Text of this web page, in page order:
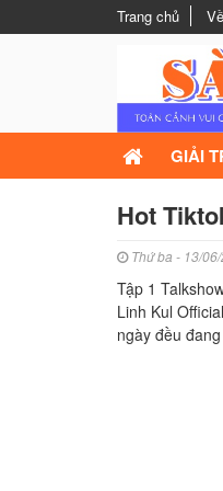
Trang chủ
GIẢI
Hot
Thứ ba - 13/
Tập 1
Linh Kul
ngày đều